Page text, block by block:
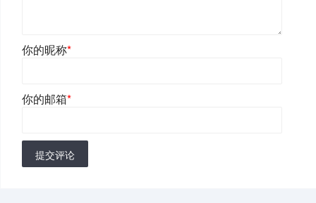
你的昵称*
你的邮箱*
提交评论